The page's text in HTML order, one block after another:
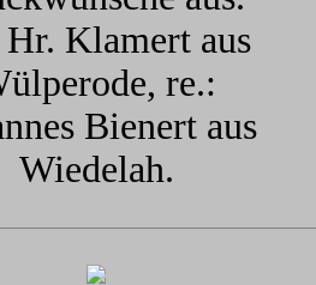
Klamert aus
re.:
Bienert aus
Wiedelah.